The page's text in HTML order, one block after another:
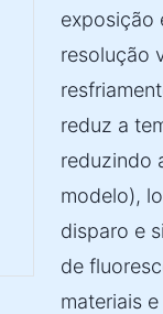
exposição
resolução
reduz a
reduzindo
modelo),
disparo e
de
materiais